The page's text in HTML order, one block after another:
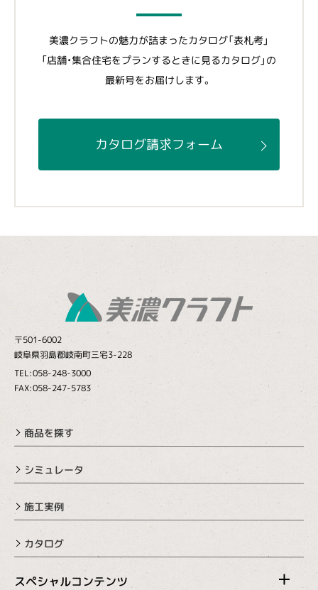
美濃クラフトの魅力が詰まったカタログ「表札考」
「店舗・集合住宅をプランするときに見るカタログ」の
最新号をお届けします。
カタログ請求フォーム
〒501-6002
岐阜県羽島郡岐南町三宅3-228
TEL:058-248-3000
FAX:058-247-5783
商品を探す
シミュレータ
施工実例
カタログ
スペシャルコンテンツ